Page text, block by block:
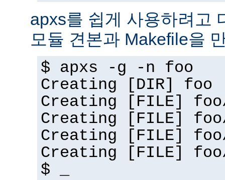
apxs를 쉽게 사용하려고
모듈 견본과 Makefile을
$ apxs -g -n foo
Creating [DIR] foo
Creating [FILE]
Creating [FILE] foo/
Creating [FILE]
Creating [FILE]
$ _